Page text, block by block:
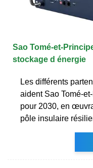
Sao Tomé-et-
stockage d énergie
Les différents
aident Sao Tomé-
pour 2030, en
pôle insulaire